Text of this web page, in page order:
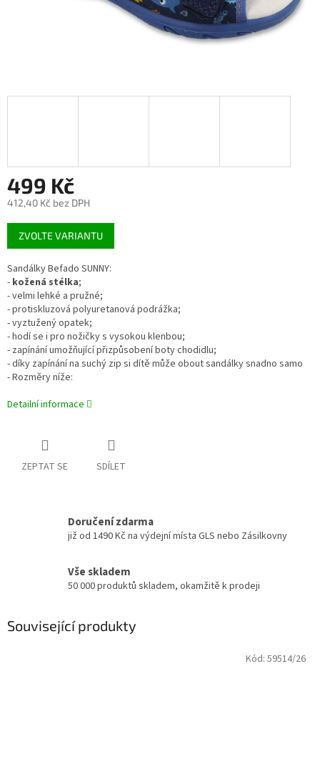
499 Kč
412,40 Kč bez DPH
Měrná
cena:
ZVOLTE VARIANTU
Sandálky Befado SUNNY:
- kožená stélka;
- velmi lehké a pružné;
- protiskluzová polyuretanová podrážka;
- vyztužený opatek;
- hodí se i pro nožičky s vysokou klenbou;
- zapínání umožňující přizpůsobení boty chodidlu;
- díky zapínání na suchý zip si dítě může obout sandálky snadno samo
- Rozměry níže:
Detailní informace
ZEPTAT SE SDÍLET
Doručení zdarma
již od 1490 Kč na výdejní místa GLS nebo Zásilkovny
Vše skladem
50 000 produktů skladem, okamžitě k prodeji
Související produkty
Kód: 59514/26